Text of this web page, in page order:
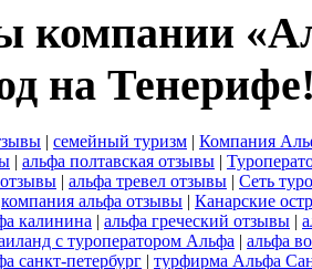
компании
на
| семейный туризм | Компания
| альфа полтавская отзывы |
отзывы | альфа тревел отзывы | Сеть
компания альфа отзывы | Канарские
калинина | альфа греческий отзывы |
с туроператором Альфа | альфа
санкт-петербург | турфирма Альфа